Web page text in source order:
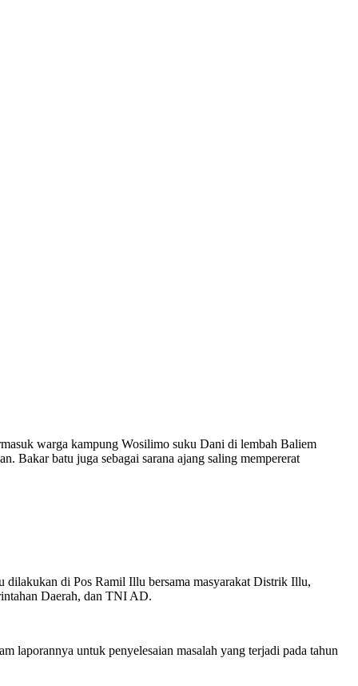
warga kampung Wosilimo suku Dani di lembah Baliem
Bakar batu juga sebagai sarana ajang saling mempererat
di Pos Ramil Illu bersama masyarakat Distrik Illu,
Daerah, dan TNI AD.
laporannya untuk penyelesaian masalah yang terjadi pada tahun